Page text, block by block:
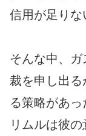
信用が足りな
そんな中、
裁を申し出
る策略があっ
リムルは彼